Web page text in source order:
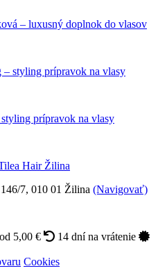
– luxusný doplnok do vlasov
prípravok na vlasy
Hair Žilina
7, 010 01 Žilina (Navigovať)
5,00 €
14 dní na vrátenie
Cookies